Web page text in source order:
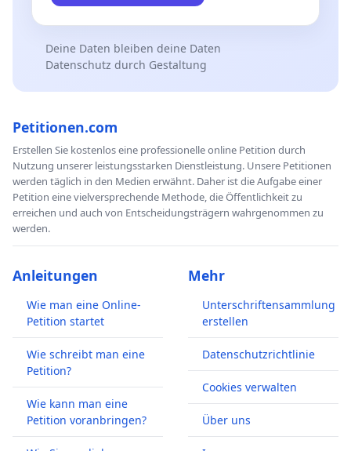
Deine Daten bleiben deine Daten
Datenschutz durch Gestaltung
Petitionen.com
Erstellen Sie kostenlos eine professionelle online Petition durch
Nutzung unserer leistungsstarken Dienstleistung. Unsere Petitionen
werden täglich in den Medien erwähnt. Daher ist die Aufgabe einer
Petition eine vielversprechende Methode, die Öffentlichkeit zu
erreichen und auch von Entscheidungsträgern wahrgenommen zu
werden.
Anleitungen
Wie man eine Online-
Petition startet
Wie schreibt man eine
Petition?
Wie kann man eine
Petition voranbringen?
Mehr
Unterschriftensammlung
erstellen
Datenschutzrichtlinie
Cookies verwalten
Über uns